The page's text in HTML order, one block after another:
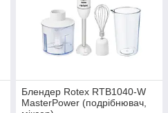
Блендер Rotex RTB1040-W
MasterPower (подрібнювач,